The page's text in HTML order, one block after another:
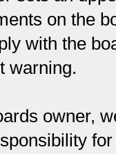
on the
with the
warning.
owner,